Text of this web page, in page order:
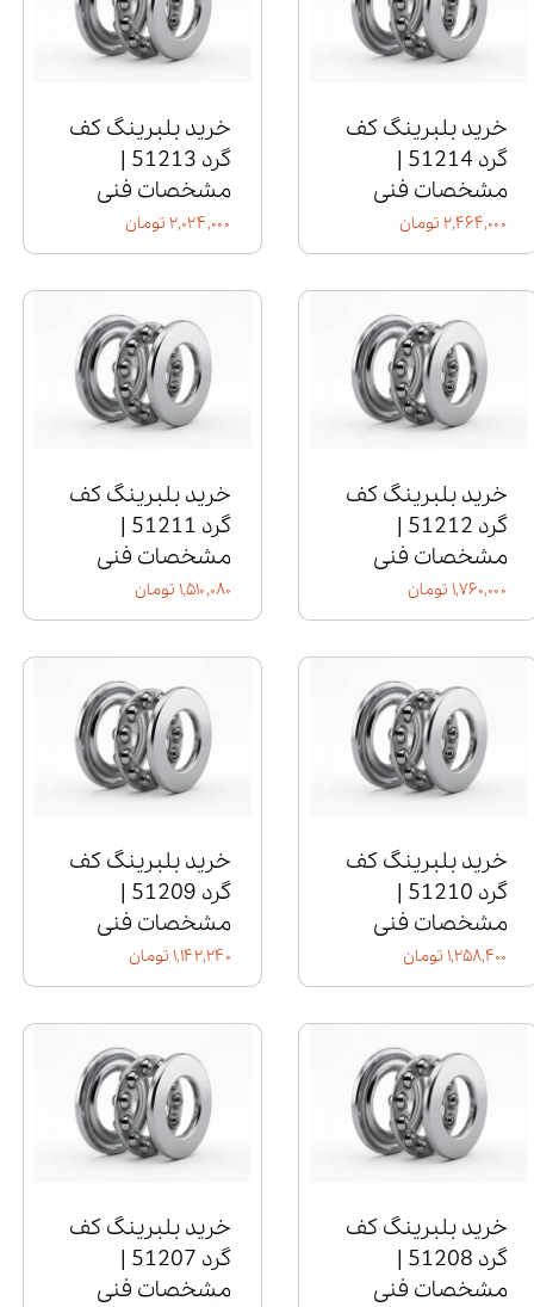
خرید بلبرینگ کف
گرد 51214 |
مشخصات فنی
۲,۴۶۴,۰۰۰ تومان
خرید بلبرینگ کف
گرد 51213 |
مشخصات فنی
۲,۰۲۴,۰۰۰ تومان
خرید بلبرینگ کف
گرد 51212 |
مشخصات فنی
۱,۷۶۰,۰۰۰ تومان
خرید بلبرینگ کف
گرد 51211 |
مشخصات فنی
۱,۵۱۰,۰۸۰ تومان
خرید بلبرینگ کف
گرد 51210 |
مشخصات فنی
۱,۲۵۸,۴۰۰ تومان
خرید بلبرینگ کف
گرد 51209 |
مشخصات فنی
۱,۱۴۲,۲۴۰ تومان
خرید بلبرینگ کف
گرد 51208 |
مشخصات فنی
خرید بلبرینگ کف
گرد 51207 |
مشخصات فنی